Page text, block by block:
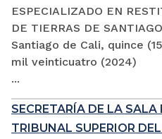
ESPECIALIZADO EN
DE TIERRAS DE
Santiago de Cali, quince
mil veinticuatro (2024)
...
SECRETARÍA DE LA SALA
TRIBUNAL SUPERIOR